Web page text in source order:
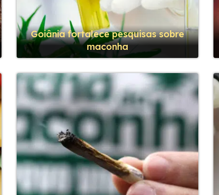
Goiânia fortalece pesquisas sobre
maconha